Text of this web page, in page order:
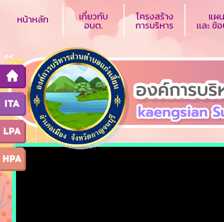
<<
หน้าหลัก เกี่ยวกับ
อบต.
โครงสร้าง
การบริหาร
แผ
เเละ